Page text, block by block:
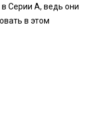
Серии А, ведь они
в этом